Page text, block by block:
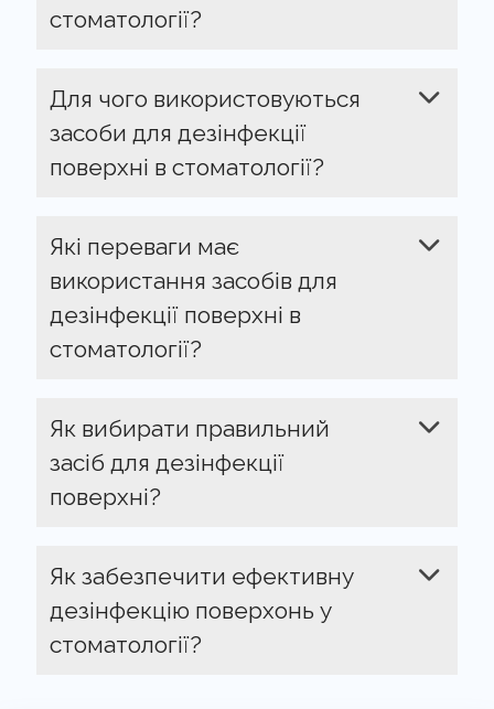
стоматології?
Для чого використовуються
засоби для дезінфекції
поверхні в стоматології?
Які переваги має
використання засобів для
дезінфекції поверхні в
стоматології?
Як вибирати правильний
засіб для дезінфекції
поверхні?
Як забезпечити ефективну
дезінфекцію поверхонь у
стоматології?